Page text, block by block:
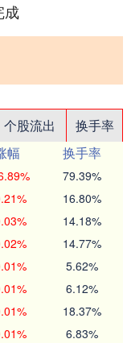
成
个股流出
换手率
幅
换手率
79.39%
16.80%
14.18%
14.77%
5.62%
6.12%
18.37%
6.83%